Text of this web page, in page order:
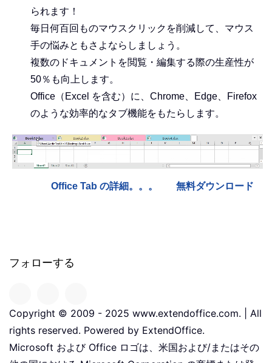
られます！
毎日何百回ものマウスクリックを削減して、マウス
手の悩みともさよならしましょう。
複数のドキュメントを閲覧・編集する際の生産性が
50％も向上します。
Office（Excel を含む）に、Chrome、Edge、Firefox
のような効率的なタブ機能をもたらします。
Office Tab の詳細。。。 無料ダウンロード
フォローする
Copyright © 2009 - 2025 www.extendoffice.com. | All
rights reserved. Powered by ExtendOffice.
Microsoft および Office ロゴは、米国および/またはその